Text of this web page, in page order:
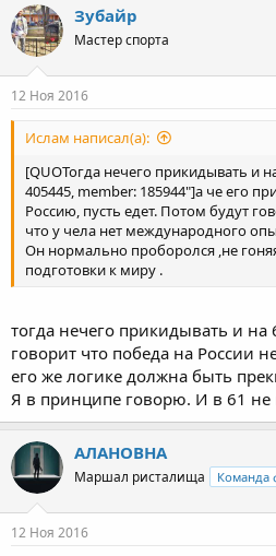
Зубайр
Мастер спорта
12 Ноя 2016
Ислам написал(а):
[QUOТогда нечего прикидывать и
405445, member: 185944"]а че его
Россию, пусть едет. Потом будут
что у чела нет международного
Он нормально проборолся ,не
подготовки к миру .
тогда нечего прикидывать и на
говорит что победа на России
его же логике должна быть
Я в принципе говорю. И в 61 не
АЛАНОВНА
Маршал ристалища Команда
12 Ноя 2016